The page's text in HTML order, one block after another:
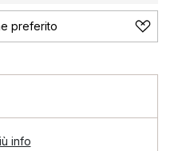
preferito
info